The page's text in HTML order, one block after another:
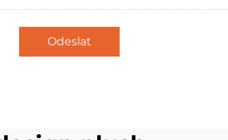
Odeslat